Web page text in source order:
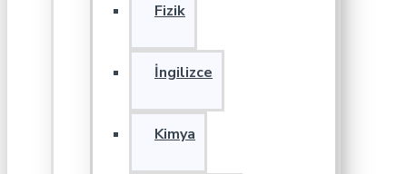
Fizik
İngilizce
Kimya